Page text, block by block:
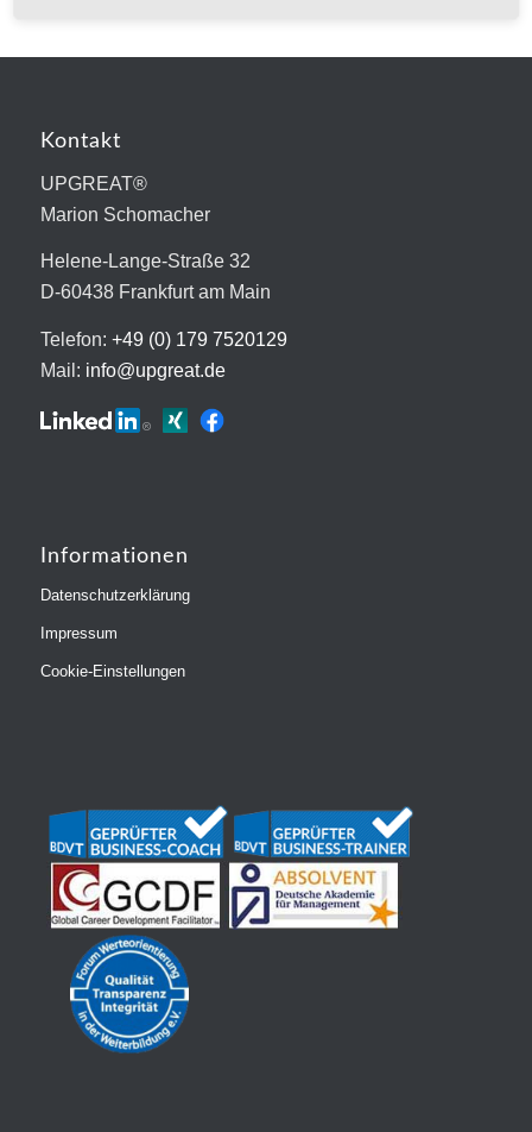
Kontakt
UPGREAT®
Marion Schomacher
Helene-Lange-Straße 32
D-60438 Frankfurt am Main
Telefon: +49 (0) 179 7520129
Mail: info@upgreat.de
Informationen
Datenschutzerklärung
Impressum
Cookie-Einstellungen